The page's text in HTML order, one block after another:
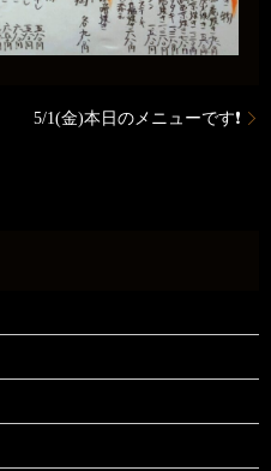
5/1(金)本日のメニューです❗️